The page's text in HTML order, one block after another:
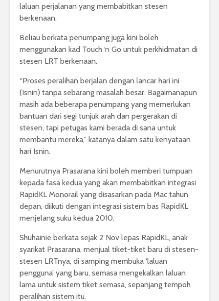
laluan perjalanan yang membabitkan stesen
berkenaan.
Beliau berkata penumpang juga kini boleh
menggunakan kad Touch ‘n Go untuk perkhidmatan di
stesen LRT berkenaan.
“Proses peralihan berjalan dengan lancar hari ini
(Isnin) tanpa sebarang masalah besar. Bagaimanapun
masih ada beberapa penumpang yang memerlukan
bantuan dari segi tunjuk arah dan pergerakan di
stesen, tapi petugas kami berada di sana untuk
membantu mereka,” katanya dalam satu kenyataan
hari Isnin.
Menurutnya Prasarana kini boleh memberi tumpuan
kepada fasa kedua yang akan membabitkan integrasi
RapidKL Monorail yang disasarkan pada Mac tahun
depan, diikuti dengan integrasi sistem bas RapidKL
menjelang suku kedua 2010.
Shuhainie berkata sejak 2 Nov lepas RapidKL, anak
syarikat Prasarana, menjual tiket-tiket baru di stesen-
stesen LRTnya, di samping membuka ‘laluan
pengguna’ yang baru, semasa mengekalkan laluan
lama untuk sistem tiket semasa, sepanjang tempoh
peralihan sistem itu.